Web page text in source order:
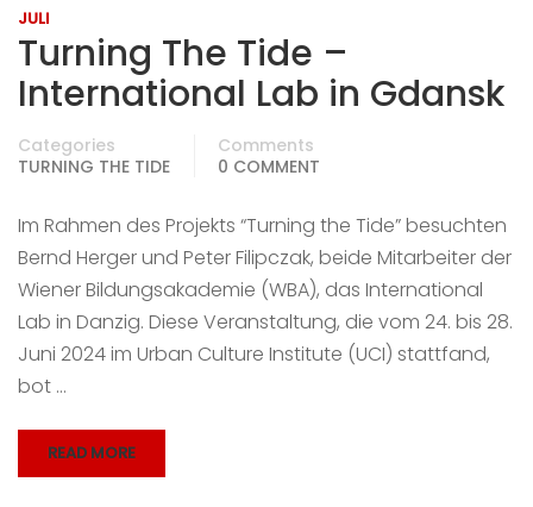
JULI
Turning The Tide –
International Lab in Gdansk
Categories
TURNING THE TIDE
Comments
0 COMMENT
Im Rahmen des Projekts “Turning the Tide” besuchten
Bernd Herger und Peter Filipczak, beide Mitarbeiter der
Wiener Bildungsakademie (WBA), das International
Lab in Danzig. Diese Veranstaltung, die vom 24. bis 28.
Juni 2024 im Urban Culture Institute (UCI) stattfand,
bot …
READ MORE